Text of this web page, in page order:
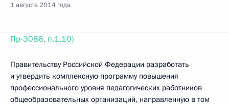
1 августа 2014 года
Пр-3086, п.1.10)
Правительству Российской Федерации разработать
и утвердить комплексную программу повышения
профессионального уровня педагогических работников
общеобразовательных организаций, направленную в том